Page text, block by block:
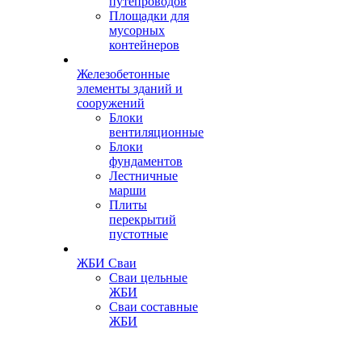
Площадки для
мусорных
контейнеров
Железобетонные
элементы зданий и
сооружений
Блоки
вентиляционные
Блоки
фундаментов
Лестничные
марши
Плиты
перекрытий
пустотные
ЖБИ Сваи
Сваи цельные
ЖБИ
Сваи составные
ЖБИ